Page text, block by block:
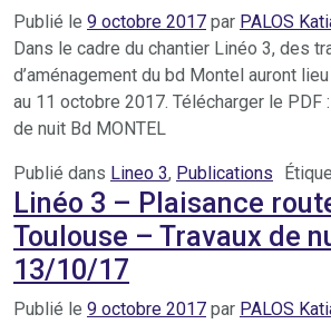
Publié le 9 octobre 2017 par PALOS
Dans le cadre du chantier Linéo 3, des
d’aménagement du bd Montel auront
au 11 octobre 2017. Télécharger le PDF
de nuit Bd MONTEL
Publié dans Lineo 3, Publications
Linéo 3 – Plaisance
Toulouse – Travaux de
13/10/17
Publié le 9 octobre 2017 par PALOS